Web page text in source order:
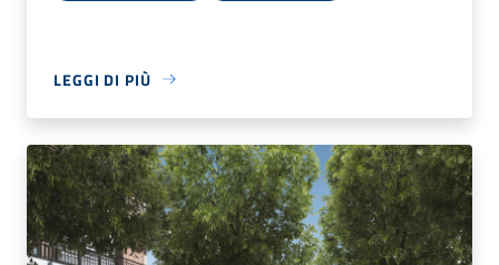
LEGGI DI PIÙ